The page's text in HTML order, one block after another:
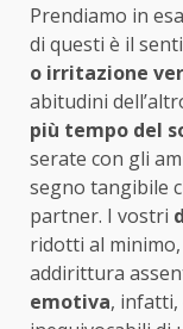
Prendiamo in
di questi è il
o irritazione
abitudini
più tempo del
serate con gli
segno tangibile
partner. I vostri
ridotti al
addirittura
emotiva, infatti,